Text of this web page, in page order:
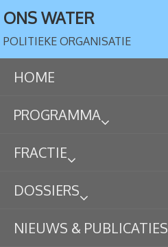
ONS WATER
POLITIEKE ORGANISATIE
HOME
PROGRAMMA
FRACTIE
DOSSIERS
NIEUWS & PUBLICATIES